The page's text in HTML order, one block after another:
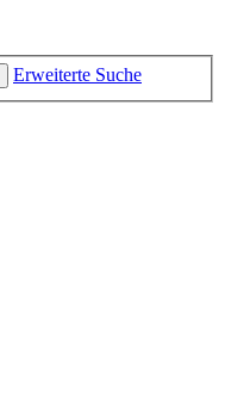
Erweiterte Suche